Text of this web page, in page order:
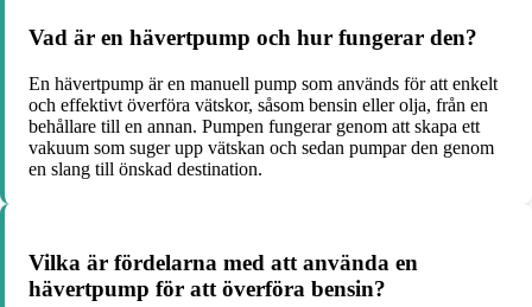
Vad är en hävertpump och hur fungerar den?
En hävertpump är en manuell pump som används för att enkelt
och effektivt överföra vätskor, såsom bensin eller olja, från en
behållare till en annan. Pumpen fungerar genom att skapa ett
vakuum som suger upp vätskan och sedan pumpar den genom
en slang till önskad destination.
Vilka är fördelarna med att använda en
hävertpump för att överföra bensin?